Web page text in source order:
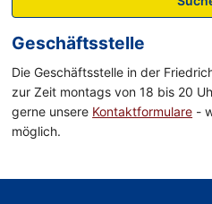
Geschäftsstelle
Die Geschäftsstelle in der
zur Zeit montags von 18 bis 20
gerne unsere Kontaktformulare -
möglich.